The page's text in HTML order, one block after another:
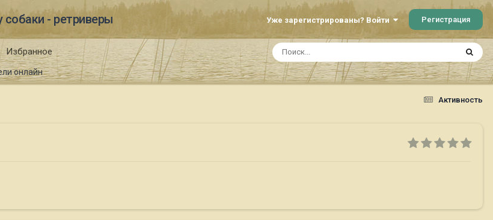
собаки - ретриверы Уже зарегистрированы? Войти Регистрация
онлайн
Избранное
Активность